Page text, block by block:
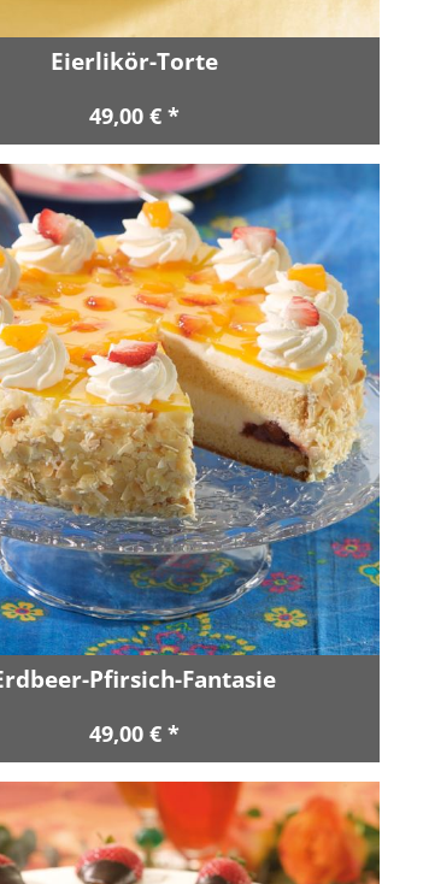
Eierlikör-Torte
49,00 € *
Pfirsich-Fantasie
49,00 € *